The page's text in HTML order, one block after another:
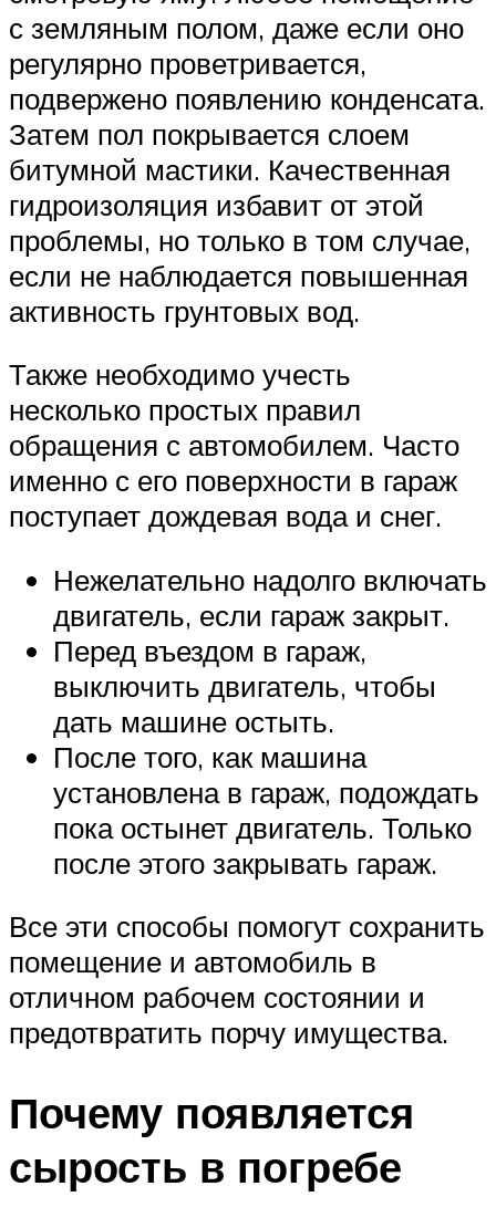
с земляным полом, даже если оно
регулярно проветривается,
подвержено появлению конденсата.
Затем пол покрывается слоем
битумной мастики. Качественная
гидроизоляция избавит от этой
проблемы, но только в том случае,
если не наблюдается повышенная
активность грунтовых вод.
Также необходимо учесть
несколько простых правил
обращения с автомобилем. Часто
именно с его поверхности в гараж
поступает дождевая вода и снег.
Нежелательно надолго включать
двигатель, если гараж закрыт.
Перед въездом в гараж,
выключить двигатель, чтобы
дать машине остыть.
После того, как машина
установлена в гараж, подождать
пока остынет двигатель. Только
после этого закрывать гараж.
Все эти способы помогут сохранить
помещение и автомобиль в
отличном рабочем состоянии и
предотвратить порчу имущества.
Почему появляется
сырость в погребе